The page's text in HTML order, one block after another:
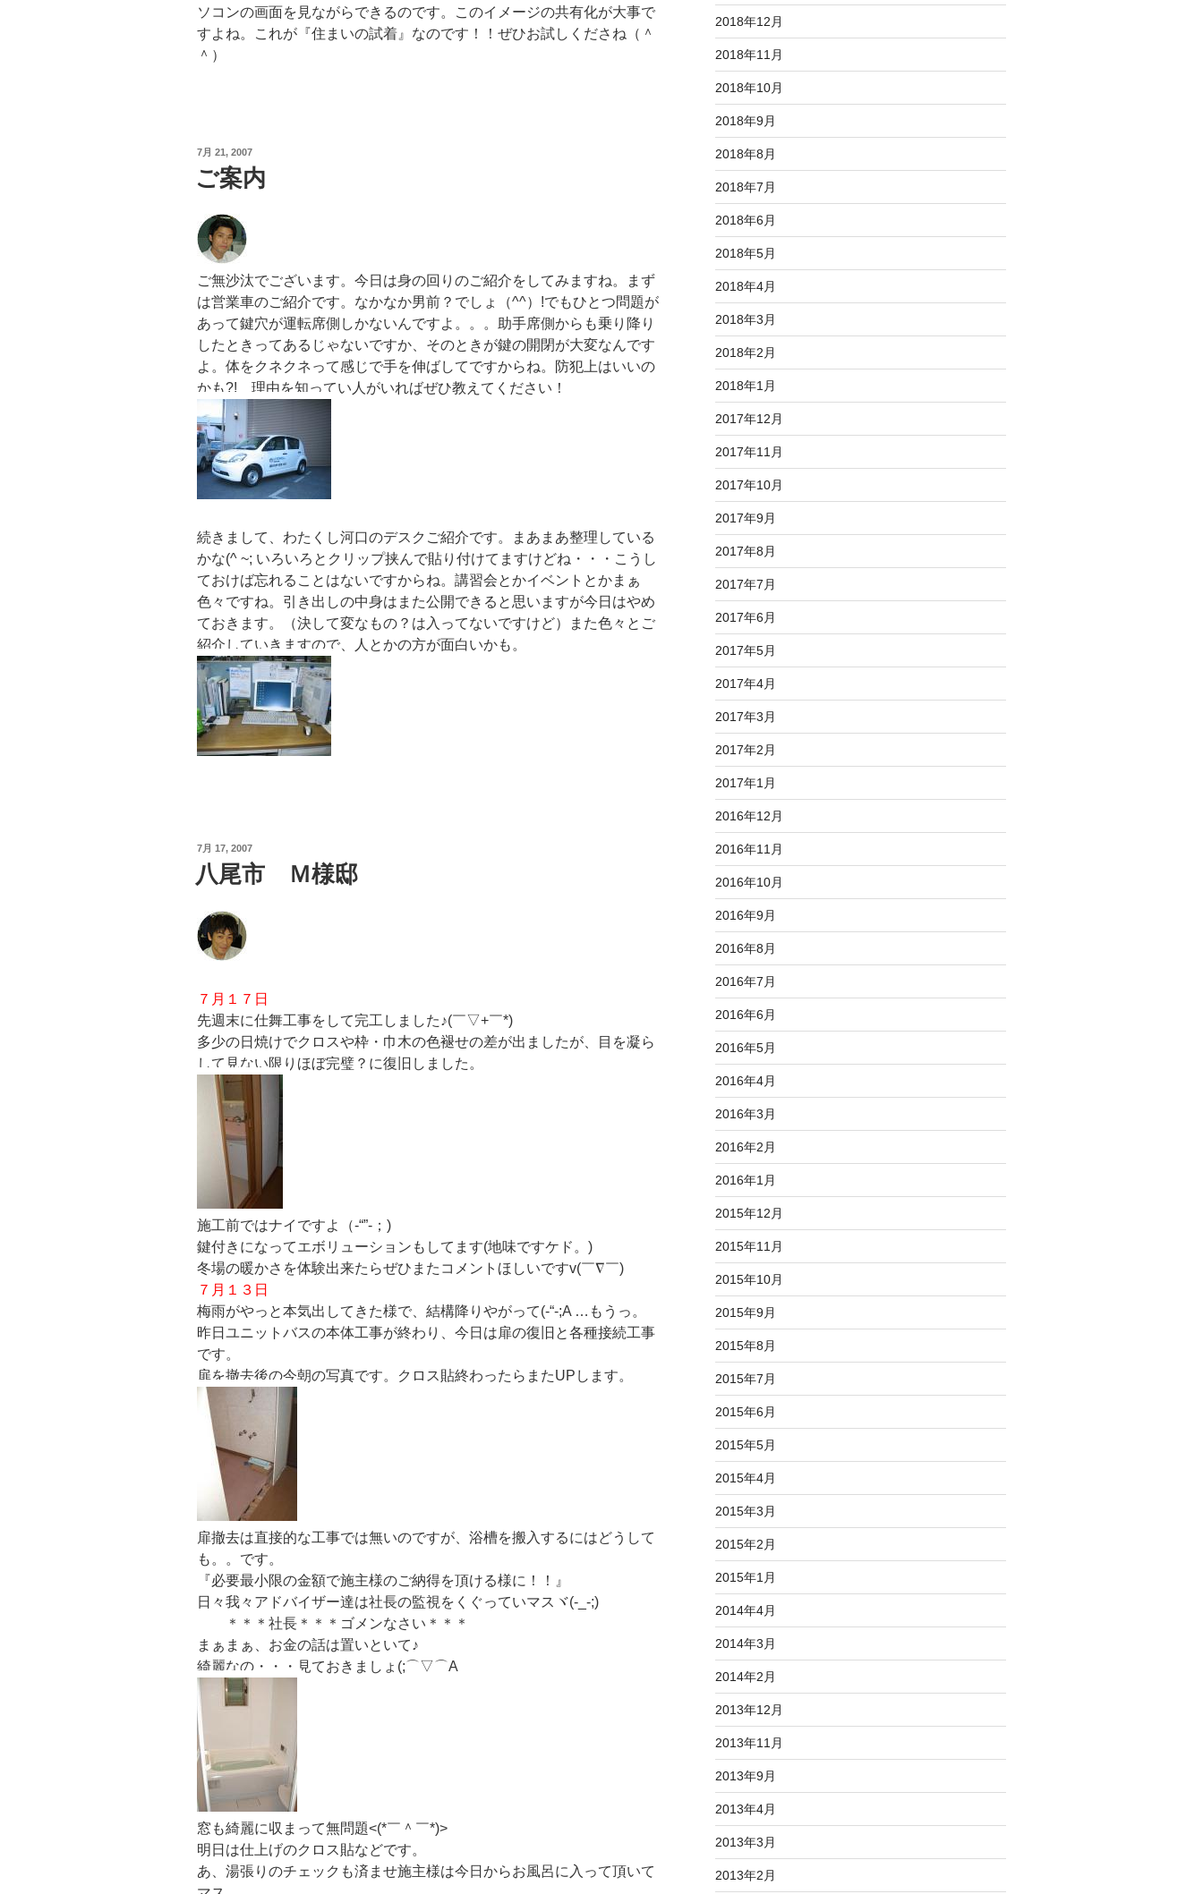
ソコンの画面を見ながらできるのです。このイメージの共有化が大事で
すよね。これが『住まいの試着』なのです！！ぜひお試しくださね（＾
＾）
投
7月 21, 2007
ご案内
ご無沙汰でございます。今日は身の回りのご紹介をしてみますね。まず
は営業車のご紹介です。なかなか男前？でしょ（^^）!でもひとつ問題が
あって鍵穴が運転席側しかないんですよ。。。助手席側からも乗り降り
したときってあるじゃないですか、そのときが鍵の開閉が大変なんです
よ。体をクネクネって感じで手を伸ばしてですからね。防犯上はいいの
かも?! 理由を知ってい人がいればぜひ教えてください！
続きまして、わたくし河口のデスクご紹介です。まあまあ整理している
かな(^ ~; いろいろとクリップ挟んで貼り付けてますけどね・・・こうし
ておけば忘れることはないですからね。講習会とかイベントとかまぁ
色々ですね。引き出しの中身はまた公開できると思いますが今日はやめ
ておきます。（決して変なもの？は入ってないですけど）また色々とご
紹介していきますので、人とかの方が面白いかも。
投
日:
7月 17, 2007
八尾市 Ｍ様邸
７月１７日
先週末に仕舞工事をして完工しました♪(￣▽+￣*)
多少の日焼けでクロスや枠・巾木の色褪せの差が出ましたが、目を凝ら
して見ない限りほぼ完璧？に復旧しました。
施工前ではナイですよ（-“”-；)
鍵付きになってエボリューションもしてます(地味ですケド。)
冬場の暖かさを体験出来たらぜひまたコメントほしいですv(￣∇￣)
７月１３日
梅雨がやっと本気出してきた様で、結構降りやがって(-“-;A …もうっ。
昨日ユニットバスの本体工事が終わり、今日は扉の復旧と各種接続工事
です。
扉を撤去後の今朝の写真です。クロス貼終わったらまたUPします。
扉撤去は直接的な工事では無いのですが、浴槽を搬入するにはどうして
も。。です。
『必要最小限の金額で施主様のご納得を頂ける様に！！』
日々我々アドバイザー達は社長の監視をくぐっていマスヾ(-_-;)
＊＊＊社長＊＊＊ゴメンなさい＊＊＊
まぁまぁ、お金の話は置いといて♪
綺麗なの・・・見ておきましょ(;⌒▽⌒A
窓も綺麗に収まって無問題<(*￣＾￣*)>
明日は仕上げのクロス貼などです。
あ、湯張りのチェックも済ませ施主様は今日からお風呂に入って頂いて
2018年12月
2018年11月
2018年10月
2018年9月
2018年8月
2018年7月
2018年6月
2018年5月
2018年4月
2018年3月
2018年2月
2018年1月
2017年12月
2017年11月
2017年10月
2017年9月
2017年8月
2017年7月
2017年6月
2017年5月
2017年4月
2017年3月
2017年2月
2017年1月
2016年12月
2016年11月
2016年10月
2016年9月
2016年8月
2016年7月
2016年6月
2016年5月
2016年4月
2016年3月
2016年2月
2016年1月
2015年12月
2015年11月
2015年10月
2015年9月
2015年8月
2015年7月
2015年6月
2015年5月
2015年4月
2015年3月
2015年2月
2015年1月
2014年4月
2014年3月
2014年2月
2013年12月
2013年11月
2013年9月
2013年4月
2013年3月
2013年2月